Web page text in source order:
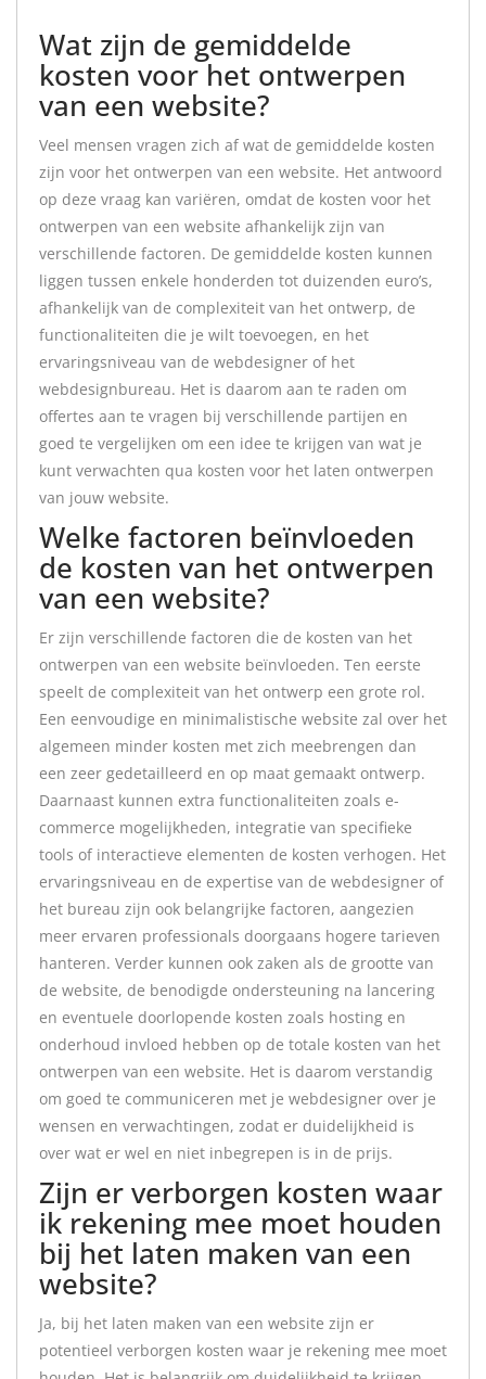
Wat zijn de gemiddelde
kosten voor het ontwerpen
van een website?
Veel mensen vragen zich af wat de gemiddelde kosten
zijn voor het ontwerpen van een website. Het antwoord
op deze vraag kan variëren, omdat de kosten voor het
ontwerpen van een website afhankelijk zijn van
verschillende factoren. De gemiddelde kosten kunnen
liggen tussen enkele honderden tot duizenden euro’s,
afhankelijk van de complexiteit van het ontwerp, de
functionaliteiten die je wilt toevoegen, en het
ervaringsniveau van de webdesigner of het
webdesignbureau. Het is daarom aan te raden om
offertes aan te vragen bij verschillende partijen en
goed te vergelijken om een idee te krijgen van wat je
kunt verwachten qua kosten voor het laten ontwerpen
van jouw website.
Welke factoren beïnvloeden
de kosten van het ontwerpen
van een website?
Er zijn verschillende factoren die de kosten van het
ontwerpen van een website beïnvloeden. Ten eerste
speelt de complexiteit van het ontwerp een grote rol.
Een eenvoudige en minimalistische website zal over het
algemeen minder kosten met zich meebrengen dan
een zeer gedetailleerd en op maat gemaakt ontwerp.
Daarnaast kunnen extra functionaliteiten zoals e-
commerce mogelijkheden, integratie van specifieke
tools of interactieve elementen de kosten verhogen. Het
ervaringsniveau en de expertise van de webdesigner of
het bureau zijn ook belangrijke factoren, aangezien
meer ervaren professionals doorgaans hogere tarieven
hanteren. Verder kunnen ook zaken als de grootte van
de website, de benodigde ondersteuning na lancering
en eventuele doorlopende kosten zoals hosting en
onderhoud invloed hebben op de totale kosten van het
ontwerpen van een website. Het is daarom verstandig
om goed te communiceren met je webdesigner over je
wensen en verwachtingen, zodat er duidelijkheid is
over wat er wel en niet inbegrepen is in de prijs.
Zijn er verborgen kosten waar
ik rekening mee moet houden
bij het laten maken van een
website?
Ja, bij het laten maken van een website zijn er
potentieel verborgen kosten waar je rekening mee moet